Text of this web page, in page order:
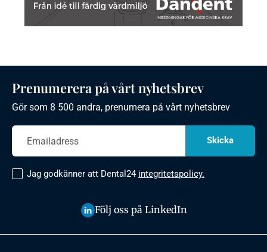
Prenumerera på vårt nyhetsbrev
Gör som 8 500 andra, prenumera på vårt nyhetsbrev
Jag godkänner att Dental24 integritetspolicy.
Följ oss på LinkedIn